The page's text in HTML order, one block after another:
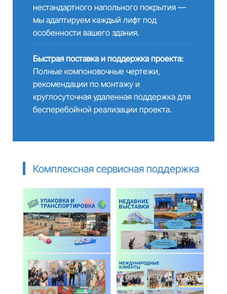
нестандартного напольного покрытия —
мы адаптируем каждый лифт под
особенности вашего здания.
Быстрая поставка и поддержка проекта:
Полные компоновочные чертежи,
рекомендации по монтажу и
круглосуточная удаленная поддержка для
бесперебойной реализации проекта.
Комплексная сервисная поддержка